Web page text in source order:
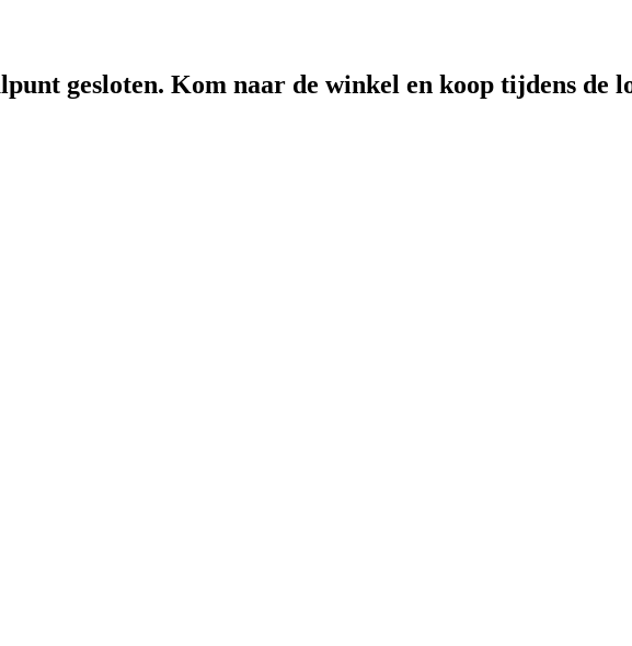
gesloten. Kom naar de winkel en koop tijdens de